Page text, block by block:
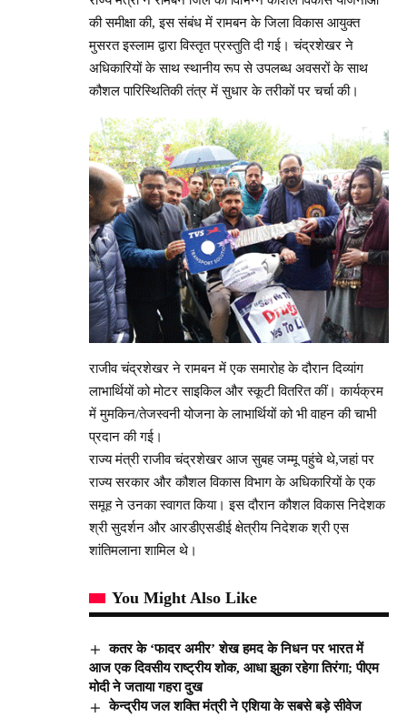
की समीक्षा की, इस संबंध में रामबन के जिला विकास आयुक्त
मुसरत इस्लाम द्वारा विस्तृत प्रस्तुति दी गई। चंद्रशेखर ने
अधिकारियों के साथ स्थानीय रूप से उपलब्ध अवसरों के साथ
कौशल पारिस्थितिकी तंत्र में सुधार के तरीकों पर चर्चा की।
राजीव चंद्रशेखर ने रामबन में एक समारोह के दौरान दिव्यांग
लाभार्थियों को मोटर साइकिल और स्कूटी वितरित कीं। कार्यक्रम
में मुमकिन/तेजस्वनी योजना के लाभार्थियों को भी वाहन की चाभी
प्रदान की गई।
राज्य मंत्री राजीव चंद्रशेखर आज सुबह जम्मू पहुंचे थे,जहां पर
राज्य सरकार और कौशल विकास विभाग के अधिकारियों के एक
समूह ने उनका स्वागत किया। इस दौरान कौशल विकास निदेशक
श्री सुदर्शन और आरडीएसडीई क्षेत्रीय निदेशक श्री एस
शांतिमलाना शामिल थे।
You Might Also Like
कतर के ‘फादर अमीर’ शेख हमद के निधन पर भारत में
आज एक दिवसीय राष्ट्रीय शोक, आधा झुका रहेगा तिरंगा; पीएम
मोदी ने जताया गहरा दुख
केन्द्रीय जल शक्ति मंत्री ने एशिया के सबसे बड़े सीवेज